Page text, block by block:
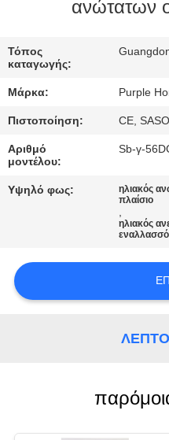
ΈΛΕΓΧΟΣ
ΜΑΣ
ΕΛΆΤΕ
ΕΠΑΦΉ
ΜΕ
ΑΠΌΣΠΑΣΜΑ
SITEMAP
ανώτατων
Τόπος
καταγωγής:
Μάρκα: Purple
Πιστοποίηση: CE, SASO
Αριθμό
μοντέλου:
Sb-γ-
Υψηλό φως:
ηλιακός
πλαίσιο
,
ηλιακός